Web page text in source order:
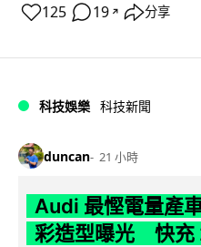
125 19 ↗ 分享
科技娛樂 科技新聞
duncan 21 小時
Audi 最慳電量產
彩造型曝光 快充